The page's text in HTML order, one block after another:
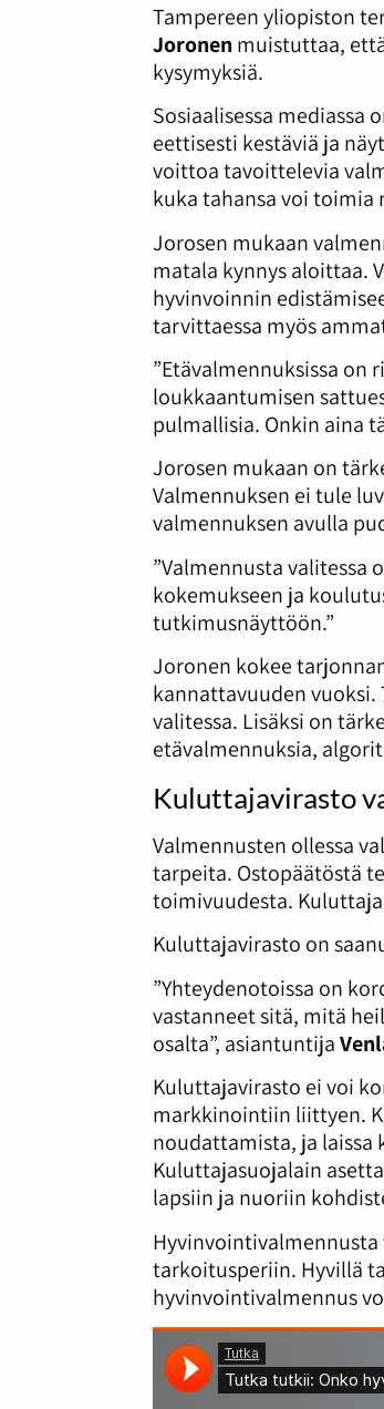
Tampereen yliopiston
Joronenmuistuttaa,
kysymyksiä.
Sosiaalisessa
eettisesti kestäviä ja
voittoa tavoittelevia
kuka tahansa voi
Jorosen mukaan
matala kynnys aloittaa.
hyvinvoinnin
tarvittaessa myös
”Etävalmennuksissa on
loukkaantumisen
pulmallisia. Onkin aina
Jorosen mukaan on
Valmennuksen ei tule
valmennuksen avulla
”Valmennusta
kokemukseen ja
tutkimusnäyttöön.”
Joronen kokee
kannattavuuden
valitessa. Lisäksi on
etävalmennuksia,
Kuluttajavirasto
Valmennusten ollessa
tarpeita. Ostopäätöstä
toimivuudesta.
Kuluttajavirasto on
”Yhteydenotoissa on
vastanneet sitä, mitä
osalta”, asiantuntija
Kuluttajavirasto ei voi
markkinointiin liittyen.
noudattamista, ja
Kuluttajasuojalain
lapsiin ja nuoriin
tarkoitusperiin. Hyvillä
hyvinvointivalmennus